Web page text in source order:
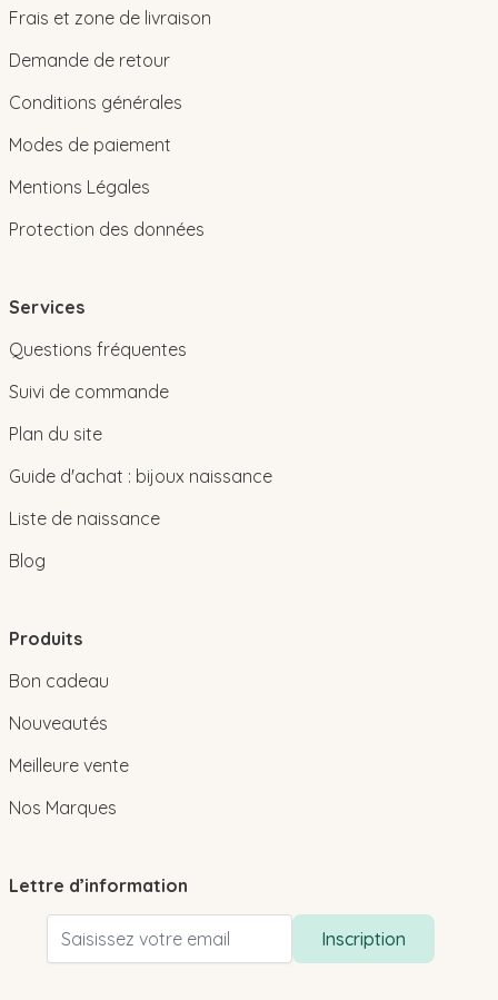
Frais et zone de livraison
Demande de retour
Conditions générales
Modes de paiement
Mentions Légales
Protection des données
Services
Questions fréquentes
Suivi de commande
Plan du site
Guide d'achat : bijoux naissance
Liste de naissance
Blog
Produits
Bon cadeau
Nouveautés
Meilleure vente
Nos Marques
Lettre d’information
Adresse email
Inscription